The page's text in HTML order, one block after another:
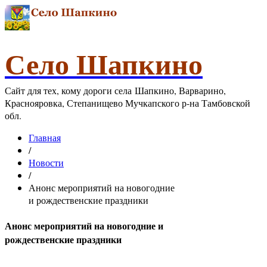
Село Шапкино
Сайт для тех, кому дороги села Шапкино, Варварино,
Краснояровка, Степанищево Мучкапского р-на Тамбовской
обл.
Главная
/
Новости
/
Анонс мероприятий на новогодние
и рождественские праздники
Анонс мероприятий на новогодние и
рождественские праздники